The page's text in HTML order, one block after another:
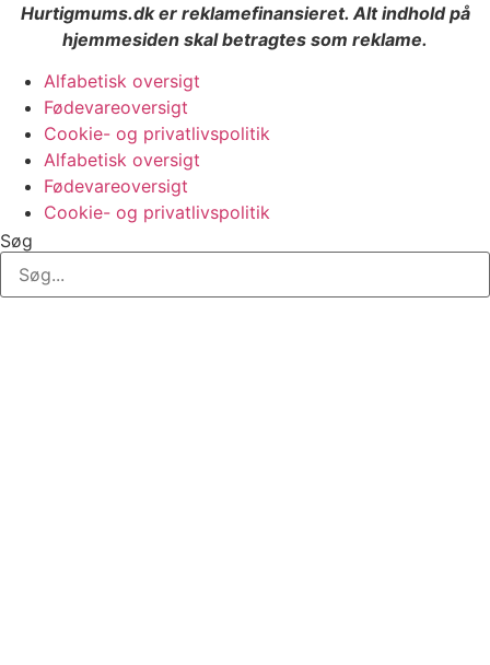
Hurtigmums.dk er reklamefinansieret. Alt indhold på
hjemmesiden skal betragtes som reklame.
Alfabetisk oversigt
Fødevareoversigt
Cookie- og privatlivspolitik
Alfabetisk oversigt
Fødevareoversigt
Cookie- og privatlivspolitik
Søg